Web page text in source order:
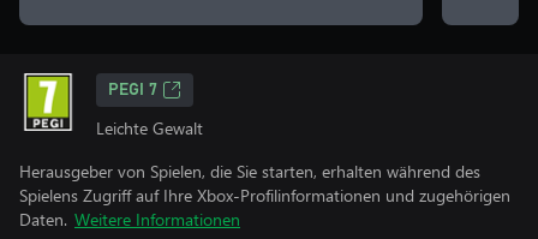
PEGI 7
Leichte Gewalt
Herausgeber von Spielen, die Sie starten, erhalten während des
Spielens Zugriff auf Ihre Xbox-Profilinformationen und zugehörigen
Daten. Weitere Informationen